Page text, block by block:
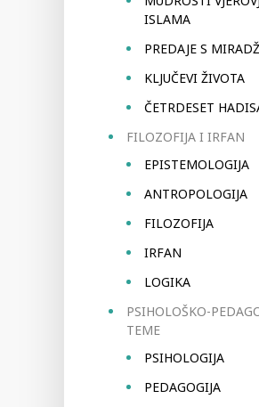
ISLAMA
PREDAJE S
KLJUČEVI ŽIVOTA
ČETRDESET
FILOZOFIJA I IRFAN
EPISTEMOLOGIJA
ANTROPOLOGIJA
FILOZOFIJA
IRFAN
LOGIKA
PSIHOLOŠKO-
TEME
PSIHOLOGIJA
PEDAGOGIJA